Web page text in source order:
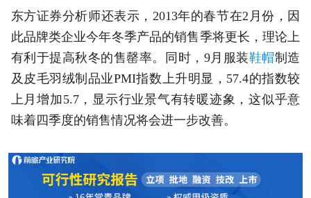
东方证券分析师还表示，2013年的春节在2月份，因
此品牌类企业今年冬季产品的销售季将更长，理论上
有利于提高秋冬的售罄率。同时，9月服装鞋帽制造
及皮毛羽绒制品业PMI指数上升明显，57.4的指数较
上月增加5.7，显示行业景气有转暖迹象，这似乎意
味着四季度的销售情况将会进一步改善。